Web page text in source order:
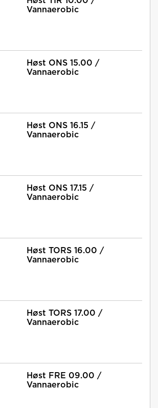
Vannaerobic
Høst ONS 15.00 /
Vannaerobic
Høst ONS 16.15 /
Vannaerobic
Høst ONS 17.15 /
Vannaerobic
Høst TORS 16.00 /
Vannaerobic
Høst TORS 17.00 /
Vannaerobic
Høst FRE 09.00 /
Vannaerobic